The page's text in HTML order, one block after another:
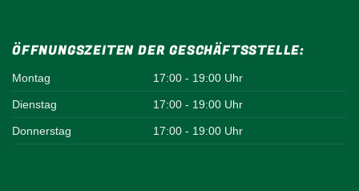
ÖFFNUNGSZEITEN DER GESCHÄFTSSTELLE:
Montag 17:00 - 19:00 Uhr
Dienstag 17:00 - 19:00 Uhr
Donnerstag 17:00 - 19:00 Uhr